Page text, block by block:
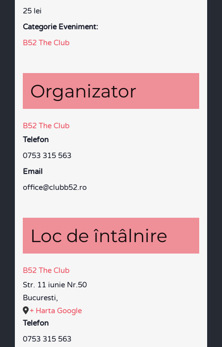
25 lei
Categorie Eveniment:
B52 The Club
Organizator
B52 The Club
Telefon
0753 315 563
Email
office@clubb52.ro
Loc de întâlnire
B52 The Club
Str. 11 iunie Nr.50
Bucuresti,
+ Harta Google
Telefon
0753 315 563